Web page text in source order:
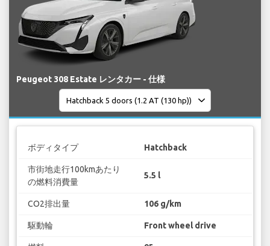
Peugeot 308 Estate レンタカー - 仕様
ボディタイプ Hatchback
市街地走行100kmあたり
の燃料消費量
5.5 l
CO2排出量 106 g/km
駆動輪 Front wheel drive